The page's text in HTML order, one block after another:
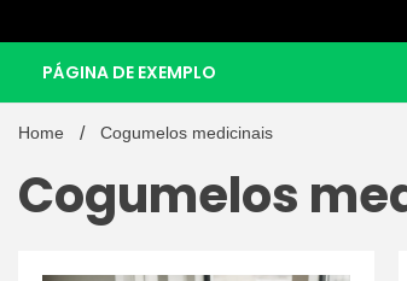
PÁGINA DE EXEMPLO
Home Cogumelos medicinais
Cogumelos